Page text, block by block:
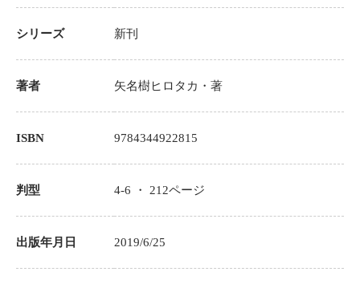
シリーズ 新刊
著者 矢名樹ヒロタカ ・著
ISBN 9784344922815
判型 4-6 ・ 212ページ
出版年月日 2019/6/25